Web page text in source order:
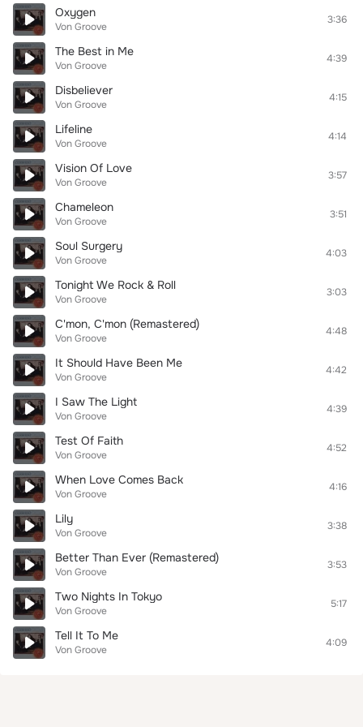
Oxygen
Von Groove
3:36
The Best in Me
Von Groove
4:39
Disbeliever
Von Groove
4:15
Lifeline
Von Groove
4:14
Vision Of Love
Von Groove
3:57
Chameleon
Von Groove
3:51
Soul Surgery
Von Groove
4:03
Tonight We Rock & Roll
Von Groove
3:03
C'mon, C'mon (Remastered)
Von Groove
4:48
It Should Have Been Me
Von Groove
4:42
I Saw The Light
Von Groove
4:39
Test Of Faith
Von Groove
4:52
When Love Comes Back
Von Groove
4:16
Lily
Von Groove
3:38
Better Than Ever (Remastered)
Von Groove
3:53
Two Nights In Tokyo
Von Groove
5:17
Tell It To Me
Von Groove
4:09